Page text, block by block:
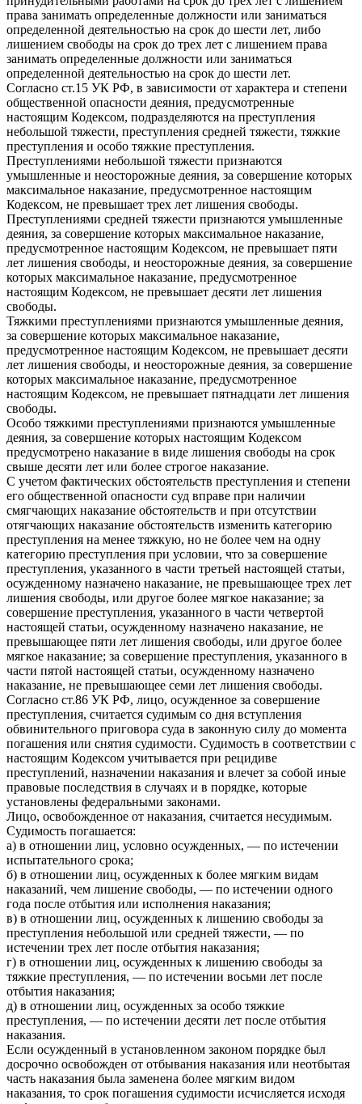
права занимать определенные должности или заниматься
определенной деятельностью на срок до шести лет, либо
лишением свободы на срок до трех лет с лишением права
занимать определенные должности или заниматься
определенной деятельностью на срок до шести лет.
Согласно ст.15 УК РФ, в зависимости от характера и степени
общественной опасности деяния, предусмотренные
настоящим Кодексом, подразделяются на преступления
небольшой тяжести, преступления средней тяжести, тяжкие
преступления и особо тяжкие преступления.
Преступлениями небольшой тяжести признаются
умышленные и неосторожные деяния, за совершение которых
максимальное наказание, предусмотренное настоящим
Кодексом, не превышает трех лет лишения свободы.
Преступлениями средней тяжести признаются умышленные
деяния, за совершение которых максимальное наказание,
предусмотренное настоящим Кодексом, не превышает пяти
лет лишения свободы, и неосторожные деяния, за совершение
которых максимальное наказание, предусмотренное
настоящим Кодексом, не превышает десяти лет лишения
свободы.
Тяжкими преступлениями признаются умышленные деяния,
за совершение которых максимальное наказание,
предусмотренное настоящим Кодексом, не превышает десяти
лет лишения свободы, и неосторожные деяния, за совершение
которых максимальное наказание, предусмотренное
настоящим Кодексом, не превышает пятнадцати лет лишения
свободы.
Особо тяжкими преступлениями признаются умышленные
деяния, за совершение которых настоящим Кодексом
предусмотрено наказание в виде лишения свободы на срок
свыше десяти лет или более строгое наказание.
С учетом фактических обстоятельств преступления и степени
его общественной опасности суд вправе при наличии
смягчающих наказание обстоятельств и при отсутствии
отягчающих наказание обстоятельств изменить категорию
преступления на менее тяжкую, но не более чем на одну
категорию преступления при условии, что за совершение
преступления, указанного в части третьей настоящей статьи,
осужденному назначено наказание, не превышающее трех лет
лишения свободы, или другое более мягкое наказание; за
совершение преступления, указанного в части четвертой
настоящей статьи, осужденному назначено наказание, не
превышающее пяти лет лишения свободы, или другое более
мягкое наказание; за совершение преступления, указанного в
части пятой настоящей статьи, осужденному назначено
наказание, не превышающее семи лет лишения свободы.
Согласно ст.86 УК РФ, лицо, осужденное за совершение
преступления, считается судимым со дня вступления
обвинительного приговора суда в законную силу до момента
погашения или снятия судимости. Судимость в соответствии с
настоящим Кодексом учитывается при рецидиве
преступлений, назначении наказания и влечет за собой иные
правовые последствия в случаях и в порядке, которые
установлены федеральными законами.
Лицо, освобожденное от наказания, считается несудимым.
Судимость погашается:
а) в отношении лиц, условно осужденных, — по истечении
испытательного срока;
б) в отношении лиц, осужденных к более мягким видам
наказаний, чем лишение свободы, — по истечении одного
года после отбытия или исполнения наказания;
в) в отношении лиц, осужденных к лишению свободы за
преступления небольшой или средней тяжести, — по
истечении трех лет после отбытия наказания;
г) в отношении лиц, осужденных к лишению свободы за
тяжкие преступления, — по истечении восьми лет после
отбытия наказания;
д) в отношении лиц, осужденных за особо тяжкие
преступления, — по истечении десяти лет после отбытия
наказания.
Если осужденный в установленном законом порядке был
досрочно освобожден от отбывания наказания или неотбытая
часть наказания была заменена более мягким видом
наказания, то срок погашения судимости исчисляется исходя